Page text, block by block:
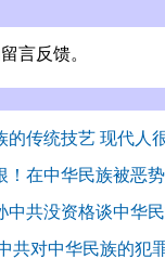
言反馈。
的传统技艺 现代人
！在中华民族被恶
中共没资格谈中华
共对中华民族的犯